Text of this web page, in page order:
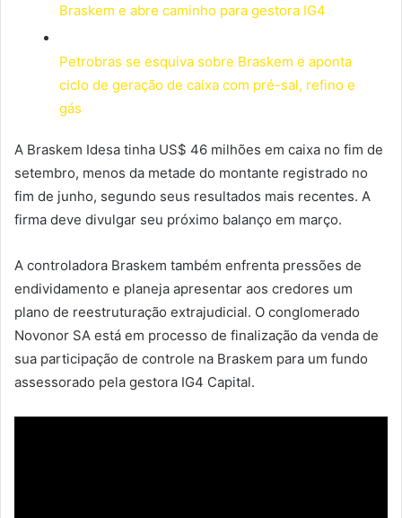
Braskem e abre caminho para gestora IG4
Petrobras se esquiva sobre Braskem e aponta
ciclo de geração de caixa com pré-sal, refino e
gás
A Braskem Idesa tinha US$ 46 milhões em caixa no fim de
setembro, menos da metade do montante registrado no
fim de junho, segundo seus resultados mais recentes. A
firma deve divulgar seu próximo balanço em março.
A controladora Braskem também enfrenta pressões de
endividamento e planeja apresentar aos credores um
plano de reestruturação extrajudicial. O conglomerado
Novonor SA está em processo de finalização da venda de
sua participação de controle na Braskem para um fundo
assessorado pela gestora IG4 Capital.